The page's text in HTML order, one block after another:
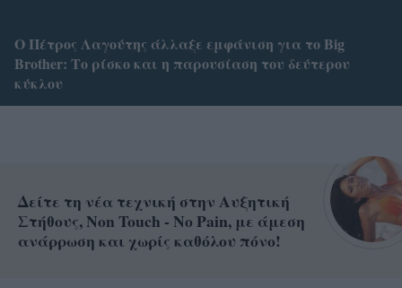
Ο Πέτρος Λαγούτης άλλαξε εμφάνιση για το Big
Brother: Το ρίσκο και η παρουσίαση του δεύτερου
κύκλου
Δείτε τη νέα τεχνική στην Αυξητική
Στήθους, Non Touch - No Pain, με άμεση
ανάρρωση και χωρίς καθόλου πόνο!